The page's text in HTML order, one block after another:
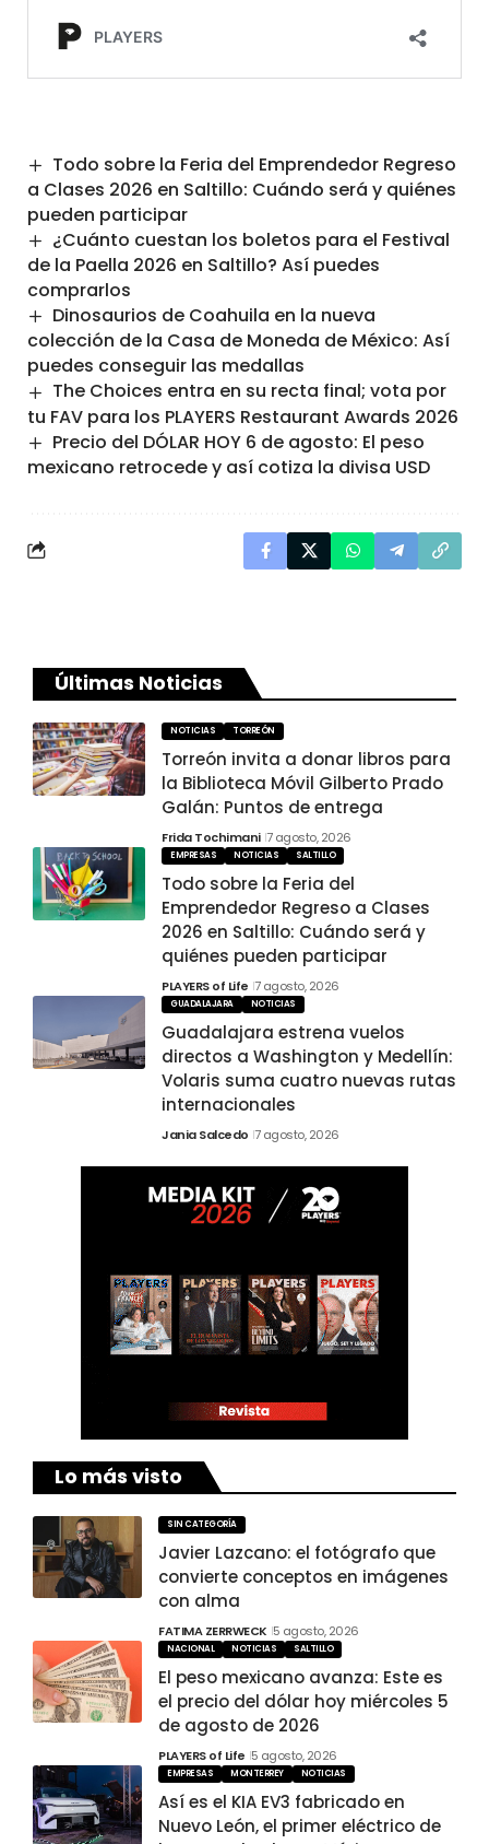
Todo sobre la Feria del Emprendedor Regreso
a Clases 2026 en Saltillo: Cuándo será y quiénes
pueden participar
¿Cuánto cuestan los boletos para el Festival
de la Paella 2026 en Saltillo? Así puedes
comprarlos
Dinosaurios de Coahuila en la nueva
colección de la Casa de Moneda de México: Así
puedes conseguir las medallas
The Choices entra en su recta final; vota por
tu FAV para los PLAYERS Restaurant Awards 2026
Precio del DÓLAR HOY 6 de agosto: El peso
mexicano retrocede y así cotiza la divisa USD
Últimas Noticias
NOTICIAS TORREÓN
Torreón invita a donar libros para
la Biblioteca Móvil Gilberto Prado
Galán: Puntos de entrega
Frida Tochimani 7 agosto, 2026
EMPRESAS NOTICIAS SALTILLO
Todo sobre la Feria del
Emprendedor Regreso a Clases
2026 en Saltillo: Cuándo será y
quiénes pueden participar
PLAYERS of Life 7 agosto, 2026
GUADALAJARA NOTICIAS
Guadalajara estrena vuelos
directos a Washington y Medellín:
Volaris suma cuatro nuevas rutas
internacionales
Jania Salcedo 7 agosto, 2026
Lo más visto
SIN CATEGORÍA
Javier Lazcano: el fotógrafo que
convierte conceptos en imágenes
con alma
FATIMA ZERRWECK 5 agosto, 2026
NACIONAL NOTICIAS SALTILLO
El peso mexicano avanza: Este es
el precio del dólar hoy miércoles 5
de agosto de 2026
PLAYERS of Life 5 agosto, 2026
EMPRESAS MONTERREY NOTICIAS
Así es el KIA EV3 fabricado en
Nuevo León, el primer eléctrico de